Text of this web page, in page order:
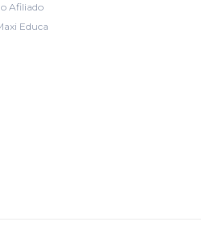
Afiliado
Educa